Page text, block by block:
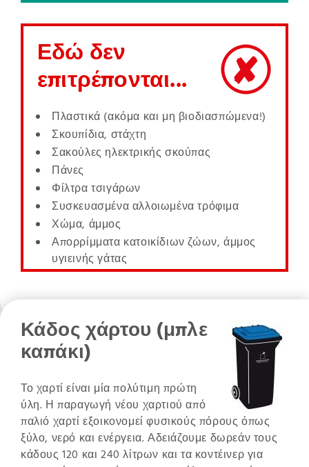
Εδώ δεν
επιτρέπονται...
Πλαστικά (ακόμα και μη βιοδιασπώμενα!)
Σκουπίδια, στάχτη
Σακούλες ηλεκτρικής σκούπας
Πάνες
Φίλτρα τσιγάρων
Συσκευασμένα αλλοιωμένα τρόφιμα
Χώμα, άμμος
Απορρίμματα κατοικίδιων ζώων, άμμος
υγιεινής γάτας
Κάδος χάρτου (μπλε
καπάκι)
Το χαρτί είναι μία πολύτιμη πρώτη
ύλη. Η παραγωγή νέου χαρτιού από
παλιό χαρτί εξοικονομεί φυσικούς πόρους όπως
ξύλο, νερό και ενέργεια. Αδειάζουμε δωρεάν τους
κάδους 120 και 240 λίτρων και τα κοντέινερ για